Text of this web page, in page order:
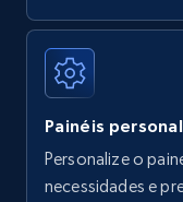
URL, Product
Author name,
7.4K+
Painéis
Personalize o
necessidades e